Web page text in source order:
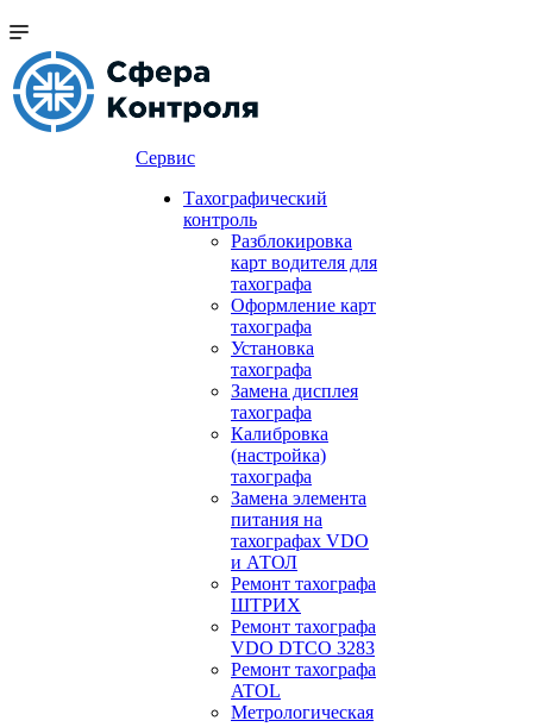
Сервис
Тахографический
контроль
Разблокировка
карт водителя для
тахографа
Оформление карт
тахографа
Установка
тахографа
Замена дисплея
тахографа
Калибровка
(настройка)
тахографа
Замена элемента
питания на
тахографах VDO
и АТОЛ
Ремонт тахографа
ШТРИХ
Ремонт тахографа
VDO DTCO 3283
Ремонт тахографа
ATOL
Метрологическая